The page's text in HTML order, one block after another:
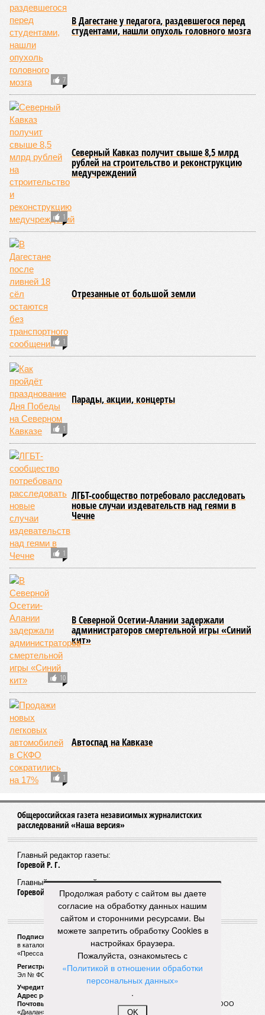
7
В Дагестане у педагога, раздевшегося перед
студентами, нашли опухоль головного мозга
1
Северный Кавказ получит свыше 8,5 млрд
рублей на строительство и реконструкцию
медучреждений
1
Отрезанные от большой земли
1
Парады, акции, концерты
1
ЛГБТ-сообщество потребовало расследовать
новые случаи издевательств над геями в
Чечне
10
В Северной Осетии-Алании задержали
администраторов смертельной игры «Синий
кит»
1
Автоспад на Кавказе
Общероссийская газета независимых журналистских
расследований «Наша версия»
Главный редактор газеты:
Горевой Р. Г.
Главный редактор сайта:
Горевой Р. Г.
Подписной индекс газеты «Наша версия»:
в каталоге «Почта России» —99266
«Пресса России» (зелёный) —41522
Регистрационный номер Роскомнадзора
Эл № ФС77-53847 от 26.04.2013.
Учредитель ООО «Версия»
Адрес редакции:
123100, Россия, Москва, улица 1905 года, 7с1
Почтовый адрес редакции:
123022, Россия, Москва, а/я 29. для ООО
«Диалан»
Продолжая работу с сайтом вы даете
согласие на обработку данных нашим
сайтом и сторонними ресурсами. Вы
можете запретить обработку Cookies в
настройках браузера.
Пожалуйста, ознакомьтесь с
«Политикой в отношении обработки
персональных данных»
.
OK